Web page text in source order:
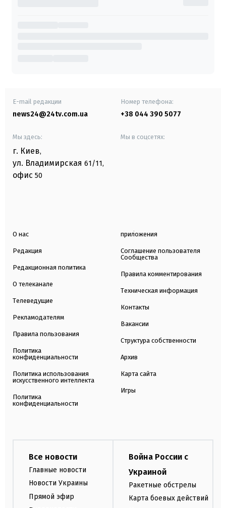
E-mail редакции
news24@24tv.com.ua
Номер телефона:
+38 044 390 5077
Мы здесь:
г. Киев,
ул. Владимирская 61/11,
офис 50
Мы в соцсетях:
О нас
Редакция
Редакционная политика
О телеканале
Телеведущие
Рекламодателям
Правила пользования
Политика
конфиденциальности
Политика использования
искусственного интеллекта
Политика
конфиденциальности
приложения
Соглашение пользователя
Сообщества
Правила комментирования
Техническая информация
Контакты
Вакансии
Структура собственности
Архив
Карта сайта
Игры
Все новости
Главные новости
Новости Украины
Прямой эфир
Война России с
Украиной
Ракетные обстрелы
Карта боевых действий